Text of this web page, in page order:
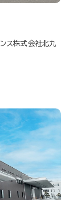
ス株式会社北九